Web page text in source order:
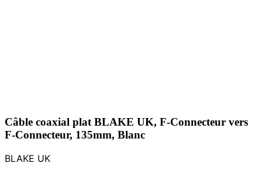
Câble coaxial plat BLAKE UK, F-Connecteur vers
F-Connecteur, 135mm, Blanc
BLAKE UK